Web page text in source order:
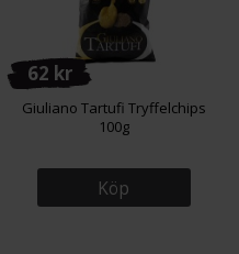
62 kr
Giuliano Tartufi Tryffelchips
100g
Köp